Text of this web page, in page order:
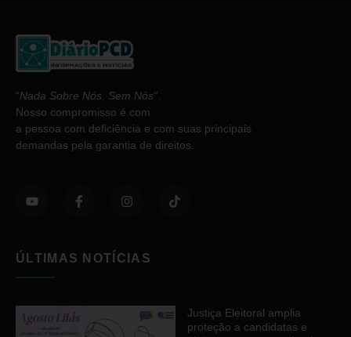
“Nada Sobre Nós. Sem Nós”
Nosso compromisso é com
a pessoa com deficiência e com suas principais
demandas pela garantia de direitos.
ÚLTIMAS NOTÍCIAS
Justiça Eleitoral amplia
proteção a candidatas e